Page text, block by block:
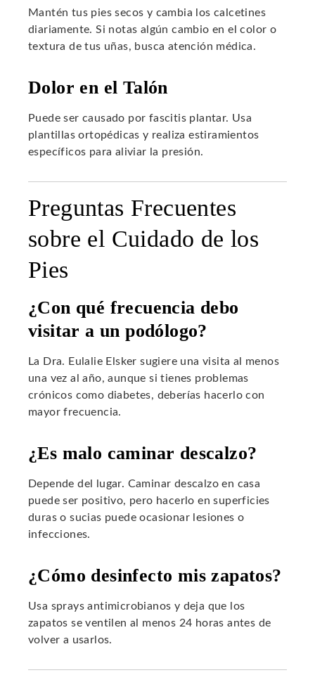
Mantén tus pies secos y cambia los calcetines
diariamente. Si notas algún cambio en el color o
textura de tus uñas, busca atención médica.
Dolor en el Talón
Puede ser causado por fascitis plantar. Usa
plantillas ortopédicas y realiza estiramientos
específicos para aliviar la presión.
Preguntas Frecuentes
sobre el Cuidado de los
Pies
¿Con qué frecuencia debo
visitar a un podólogo?
La Dra. Eulalie Elsker sugiere una visita al menos
una vez al año, aunque si tienes problemas
crónicos como diabetes, deberías hacerlo con
mayor frecuencia.
¿Es malo caminar descalzo?
Depende del lugar. Caminar descalzo en casa
puede ser positivo, pero hacerlo en superficies
duras o sucias puede ocasionar lesiones o
infecciones.
¿Cómo desinfecto mis zapatos?
Usa sprays antimicrobianos y deja que los
zapatos se ventilen al menos 24 horas antes de
volver a usarlos.